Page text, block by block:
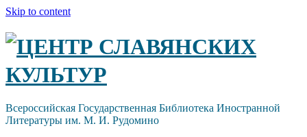
Skip to content
ЦЕНТР СЛАВЯНСКИХ
КУЛЬТУР
Всероссийская Государственная Библиотека Иностранной
Литературы им. М. И. Рудомино